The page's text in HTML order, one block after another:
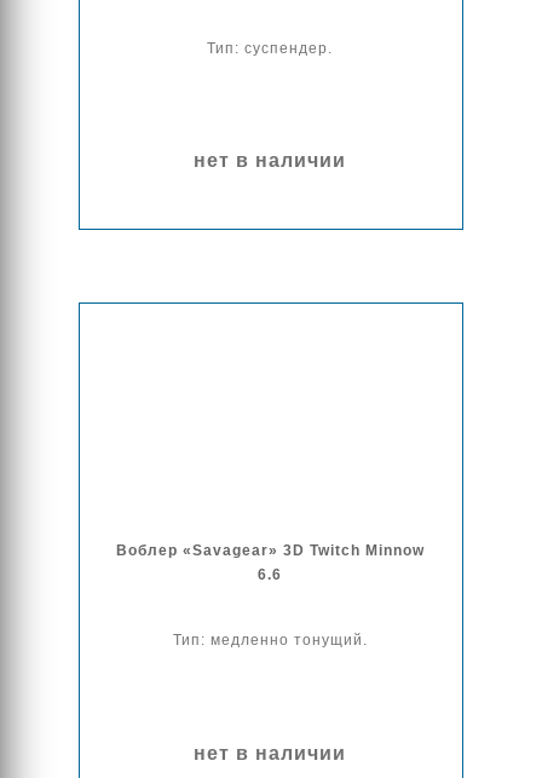
Тип: суспендер.
нет в наличии
Воблер «Savagear» 3D Twitch Minnow
6.6
Тип: медленно тонущий.
нет в наличии